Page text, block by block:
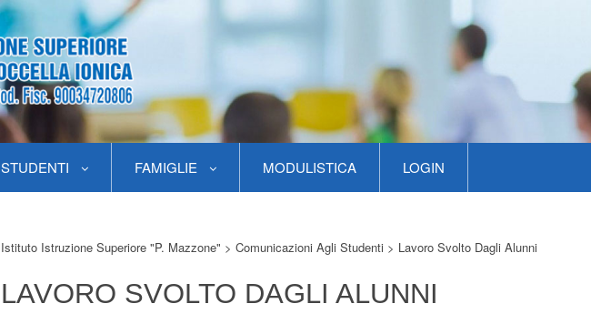
STUDENTI FAMIGLIE MODULISTICA LOGIN
Istituto Istruzione Superiore "P. Mazzone" > Comunicazioni Agli Studenti > Lavoro Svolto Dagli Alunni
LAVORO SVOLTO DAGLI ALUNNI